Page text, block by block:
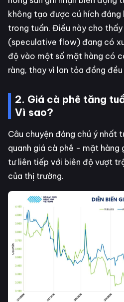
không tạo được cú hích
trong tuần. Điều này cho
(speculative flow) đang có
độ vào một số mặt hàng có
ràng, thay vì lan tỏa đồng
2. Giá cà phê tăng
Vì sao?
Câu chuyện đáng chú ý nhất
quanh giá cà phê - mặt hàng
tư liên tiếp với biên độ vượt
của thị trường.